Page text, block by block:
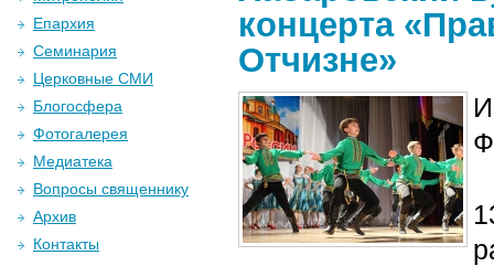
концерта
Отчизне»
Епархия
Семинария
Церковные СМИ
Блогосфера
Фотогалерея
Медиатека
Вопросы священнику
Архив
Контакты